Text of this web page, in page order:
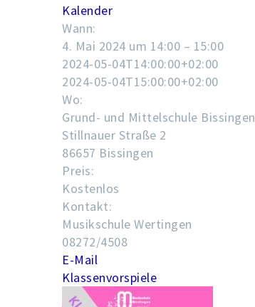
Kalender
Wann:
4. Mai 2024 um 14:00 – 15:00
2024-05-04T14:00:00+02:00
2024-05-04T15:00:00+02:00
Wo:
Grund- und Mittelschule Bissingen
Stillnauer Straße 2
86657 Bissingen
Preis:
Kostenlos
Kontakt:
Musikschule Wertingen
08272/4508
E-Mail
Klassenvorspiele